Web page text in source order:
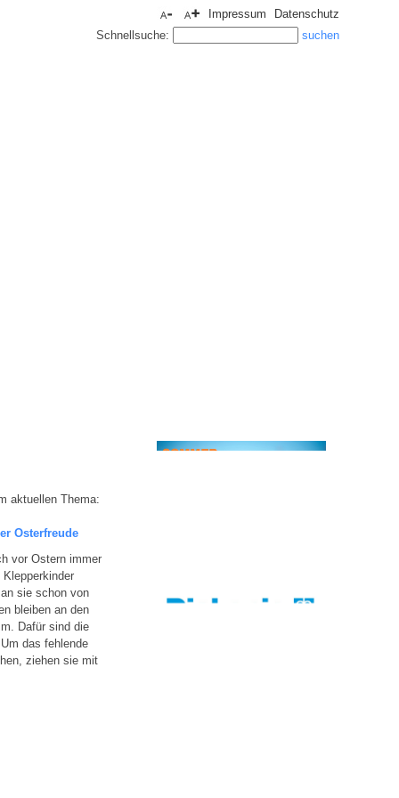
Impressum
Datenschutz
Schnellsuche:
aktuellen Thema:
Osterfreude
vor Ostern immer
sie schon von
bleiben an den
Dafür sind die
das fehlende
ziehen sie mit